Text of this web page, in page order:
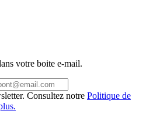
votre boite e-mail.
Consultez notre Politique de